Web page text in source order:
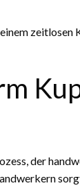
zeitlosen
der